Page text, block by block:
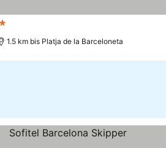
1.5 km bis Platja de la Barceloneta